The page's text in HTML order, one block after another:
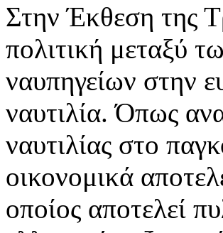
Στην Έκθεση της
πολιτική μεταξύ
ναυπηγείων στην
ναυτιλία. Όπως
ναυτιλίας στο
οικονομικά
οποίος αποτελεί